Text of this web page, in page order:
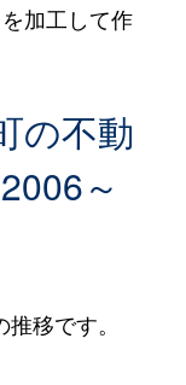
加工して作
の不動
～
移です。